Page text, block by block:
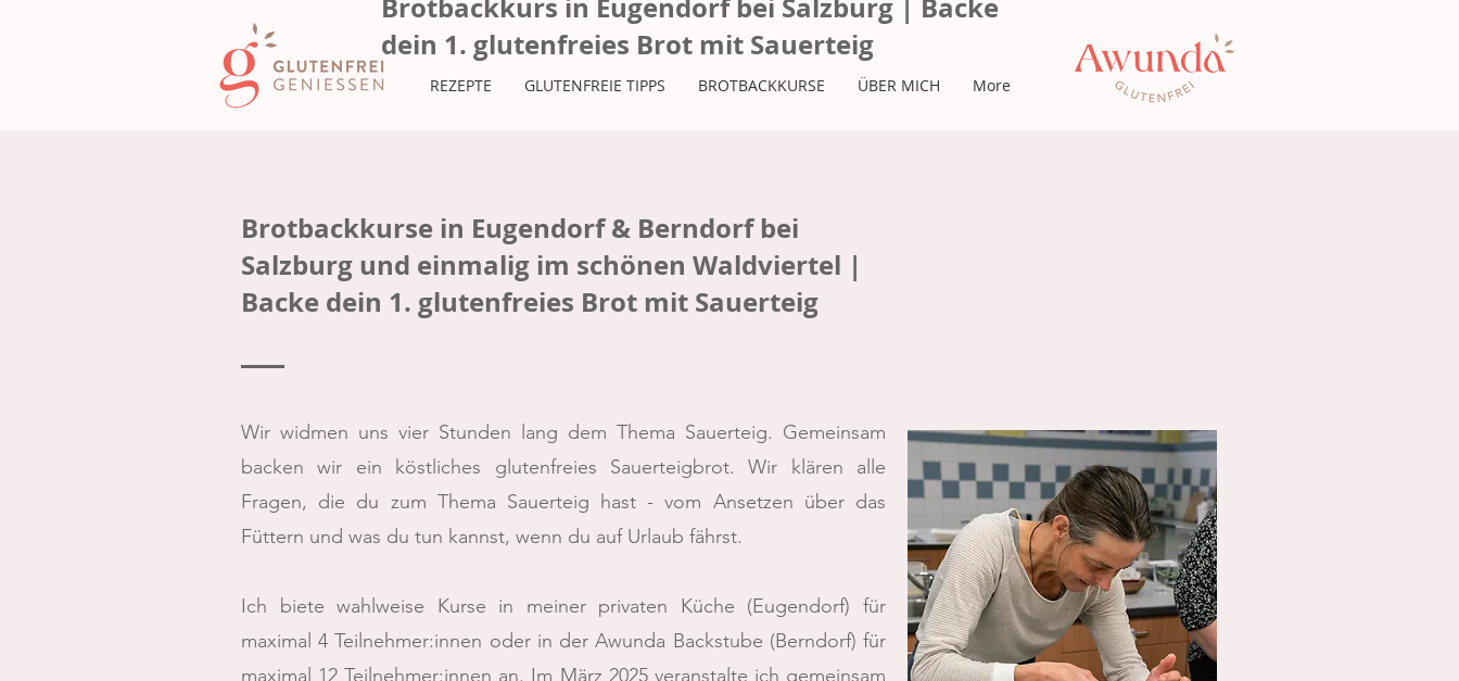
REZEPTE GLUTENFREIE TIPPS BROTBACKKURSE ÜBER MICH More
Brotbackkurs in Eugendorf bei Salzburg | Backe
dein 1. glutenfreies Brot mit Sauerteig
Brotbackkurse in Eugendorf & Berndorf bei
Salzburg und einmalig im schönen Waldviertel |
Backe dein 1. glutenfreies Brot mit Sauerteig
Wir widmen uns vier Stunden lang dem Thema Sauerteig. Gemeinsam
backen wir ein köstliches glutenfreies Sauerteigbrot. Wir klären alle
Fragen, die du zum Thema Sauerteig hast - vom Ansetzen über das
Füttern und was du tun kannst, wenn du auf Urlaub fährst.
Ich biete wahlweise Kurse in meiner privaten Küche (Eugendorf) für
maximal 4 Teilnehmer:innen oder in der Awunda Backstube (Berndorf) für
maximal 12 Teilnehmer:innen an. Im März 2025 veranstalte ich gemeinsam